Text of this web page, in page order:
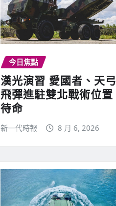
今日焦點
漢光演習 愛國者、天弓
飛彈進駐雙北戰術位置
待命
新一代時報 8 月 6, 2026